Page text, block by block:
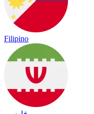
Filipino